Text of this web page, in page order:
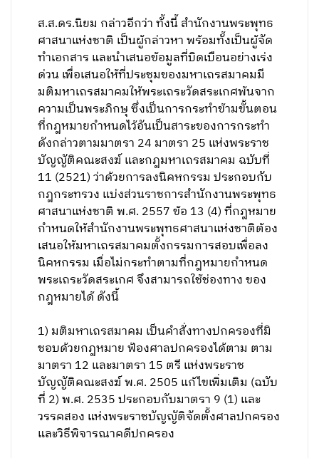
ส.ส.ดร.นิยม กล่าวอีกว่า ทั้งนี้ สำนักงานพระพุทธ
ศาสนาแห่งชาติ เป็นผู้กล่าวหา พร้อมทั้งเป็นผู้จัด
ทําเอกสาร และนําเสนอข้อมูลที่บิดเบือนอย่างเร่ง
ด่วน เพื่อเสนอให้ที่ประชุมของมหาเถรสมาคมมี
มติมหาเถรสมาคมให้พระเถระวัดสระเกศพ้นจาก
ความเป็นพระภิกษุ ซึ่งเป็นการกระทําข้ามขั้นตอน
ที่กฎหมายกําหนดไว้อันเป็นสาระของการกระทํา
ดังกล่าวตามมาตรา 24 มาตรา 25 แห่งพระราช
บัญญัติคณะสงฆ์ และกฎมหาเถรสมาคม ฉบับที่
11 (2521) ว่าด้วยการลงนิคหกรรม ประกอบกับ
กฎกระทรวง แบ่งส่วนราชการสํานักงานพระพุทธ
ศาสนาแห่งชาติ พ.ศ. 2557 ข้อ 13 (4) ที่กฎหมาย
กำหนดให้สำนักงานพระพุทธศาสนาแห่งชาติต้อง
เสนอให้มหาเถรสมาคมตั้งกรรมการสอบเพื่อลง
นิคหกรรม เมื่อไม่กระทำตามที่กฎหมายกำหนด
พระเถระวัดสระเกศ จึงสามารถใช้ช่องทาง ของ
กฎหมายได้ ดังนี้
1) มติมหาเถรสมาคม เป็นคําสั่งทางปกครองที่มิ
ชอบด้วยกฎหมาย ฟ้องศาลปกครองได้ตาม ตาม
มาตรา 12 และมาตรา 15 ตรี แห่งพระราช
บัญญัติคณะสงฆ์ พ.ศ. 2505 แก้ไขเพิ่มเติม (ฉบับ
ที่ 2) พ.ศ. 2535 ประกอบกับมาตรา 9 (1) และ
วรรคสอง แห่งพระราชบัญญัติจัดตั้งศาลปกครอง
และวิธีพิจารณาคดีปกครอง